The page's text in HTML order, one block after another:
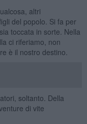
altri
del popolo. Si fa per
toccata in sorte. Nella
ci riferiamo, non
è il nostro destino.
soltanto. Della
di vite